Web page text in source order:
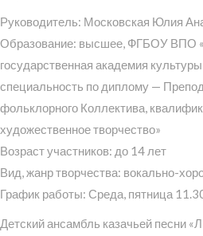
Руководитель: Московская Юлия
Образование: высшее, ФГБОУ ВПО
государственная академия
специальность по диплому —
фольклорного Коллектива,
художественное творчество»
Возраст участников: до 14 лет
Вид, жанр творчества: вокально-
График работы: Среда, пятница
Детский ансамбль казачьей песни